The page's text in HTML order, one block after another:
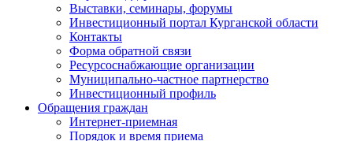
Выставки, семинары, форумы
Инвестиционный портал Курганской области
Контакты
Форма обратной связи
Ресурсоснабжающие организации
Муниципально-частное партнерство
Инвестиционный профиль
Обращения граждан
Интернет-приемная
Порядок и время приема